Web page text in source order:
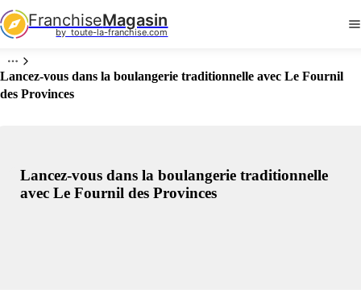
FranchiseMagasin
by  toute-la-franchise.com
Lancez-vous dans la boulangerie traditionnelle avec Le Fournil
des Provinces
Lancez-vous dans la boulangerie traditionnelle
avec Le Fournil des Provinces